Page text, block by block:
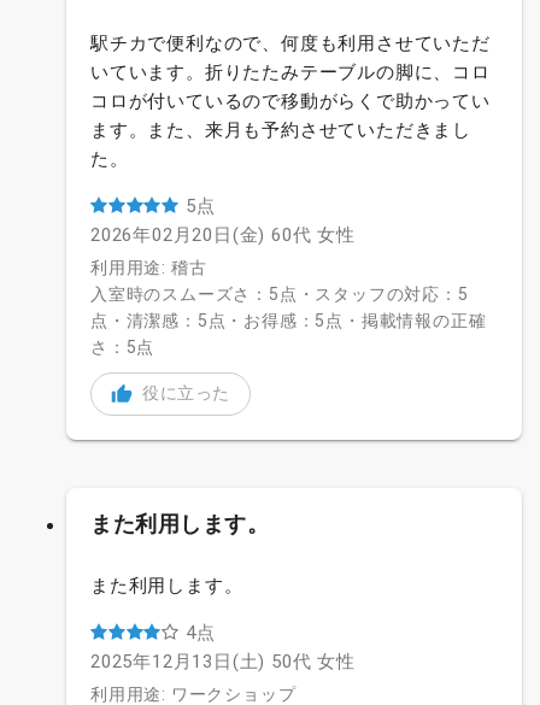
駅チカで便利なので、何度も利用させていただ
いています。折りたたみテーブルの脚に、コロ
コロが付いているので移動がらくで助かってい
ます。また、来月も予約させていただきまし
た。
5点
2026年02月20日(金) 60代 女性
利用用途: 稽古
入室時のスムーズさ：5点・スタッフの対応：5
点・清潔感：5点・お得感：5点・掲載情報の正確
さ：5点
役に立った
また利用します。
また利用します。
4点
2025年12月13日(土) 50代 女性
利用用途: ワークショップ